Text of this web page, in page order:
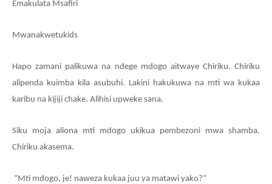
Emakulata Msafiri
Mwanakwetukids
Hapo zamani palikuwa na ndege mdogo aitwaye Chiriku. Chiriku
alipenda kuimba kila asubuhi. Lakini hakukuwa na mti wa kukaa
karibu na kijiji chake. Alihisi upweke sana.
Siku moja aliona mti mdogo ukikua pembezoni mwa shamba.
Chiriku akasema.
“Mti mdogo, je! naweza kukaa juu ya matawi yako?”